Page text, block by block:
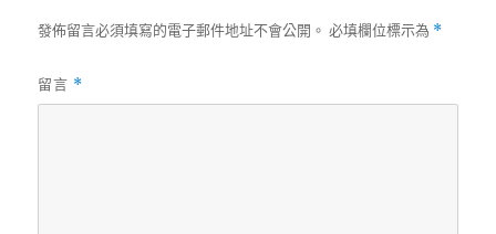
發佈留言必須填寫的電子郵件地址不會公開。 必填欄位標示為 *
留言 *